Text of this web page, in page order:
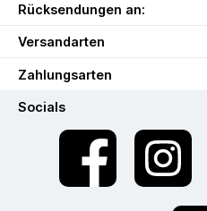
Rücksendungen an:
Versandarten
Zahlungsarten
Socials
Facebook Instagram